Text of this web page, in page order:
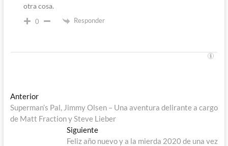
otra cosa.
0 Responder
Navegación
de
AnteriorEntrada
anterior:
Superman’s Pal, Jimmy Olsen – Una aventura delirante a cargo
de Matt Fraction y Steve Lieber
SiguienteEntrada
siguiente:
Feliz año nuevo y a la mierda 2020 de una vez